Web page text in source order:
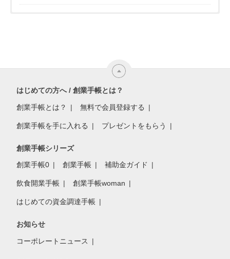
はじめての方へ / 創業手帳とは？
創業手帳とは？ 無料で会員登録する
創業手帳を手に入れる プレゼントをもらう
創業手帳シリーズ
創業手帳0 創業手帳 補助金ガイド
飲食開業手帳 創業手帳woman
はじめての資金調達手帳
お知らせ
コーポレートニュース